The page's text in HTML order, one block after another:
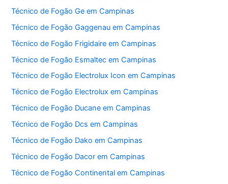
Técnico de Fogão Ge em Campinas
Técnico de Fogão Gaggenau em Campinas
Técnico de Fogão Frigidaire em Campinas
Técnico de Fogão Esmaltec em Campinas
Técnico de Fogão Electrolux Icon em Campinas
Técnico de Fogão Electrolux em Campinas
Técnico de Fogão Ducane em Campinas
Técnico de Fogão Dcs em Campinas
Técnico de Fogão Dako em Campinas
Técnico de Fogão Dacor em Campinas
Técnico de Fogão Continental em Campinas